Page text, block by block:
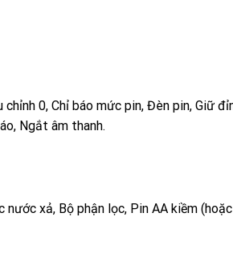
0, Chỉ báo mức pin, Đèn pin, Giữ
Ngắt âm thanh.
nước xả, Bộ phận lọc, Pin AA kiềm